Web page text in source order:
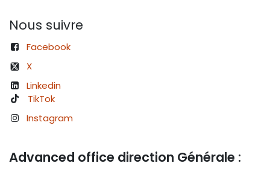
Nous suivre
Facebook
X
Linkedin
TikTok
Instagram
Advanced office direction Générale :